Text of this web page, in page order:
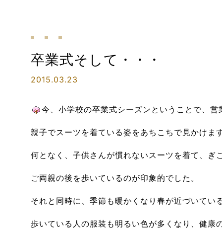
卒業式そして・・・
2015.03.23
今、小学校の卒業式シーズンということで、
親子でスーツを着ている姿をあちこちで見かけま
何となく、子供さんが慣れないスーツを着て、ぎ
ご両親の後を歩いているのが印象的でした。
それと同時に、季節も暖かくなり春が近づいてい
歩いている人の服装も明るい色が多くなり、健康